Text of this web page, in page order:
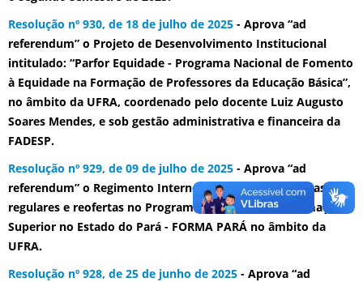
Resolução nº 930, de 18 de julho de 2025 - Aprova “ad
referendum” o Projeto de Desenvolvimento Institucional
intitulado: “Parfor Equidade - Programa Nacional de Fomento
à Equidade na Formação de Professores da Educação Básica”,
no âmbito da UFRA, coordenado pelo docente Luiz Augusto
Soares Mendes, e sob gestão administrativa e financeira da
FADESP.
Resolução nº 929, de 09 de julho de 2025 - Aprova “ad
referendum” o Regimento Interno para oferta de turmas
regulares e reofertas no Programa de Educação e Formação
Superior no Estado do Pará - FORMA PARÁ no âmbito da
UFRA.
Resolução nº 928, de 25 de junho de 2025 - Aprova “ad